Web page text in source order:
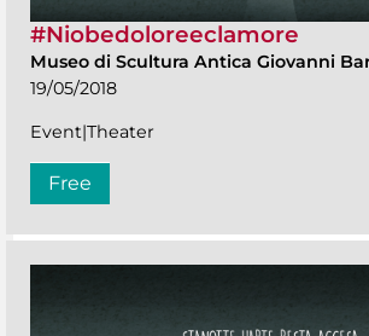
#Niobedoloreeclamore
Museo di Scultura Antica Giovanni
19/05/2018
Event|Theater
Free